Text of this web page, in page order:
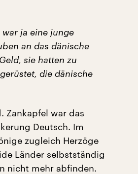
war ja eine junge
an das dänische
sie hatten zu
die dänische
Zankapfel war das
Deutsch. Im
zugleich Herzöge
Länder selbstständig
nicht mehr abfinden.